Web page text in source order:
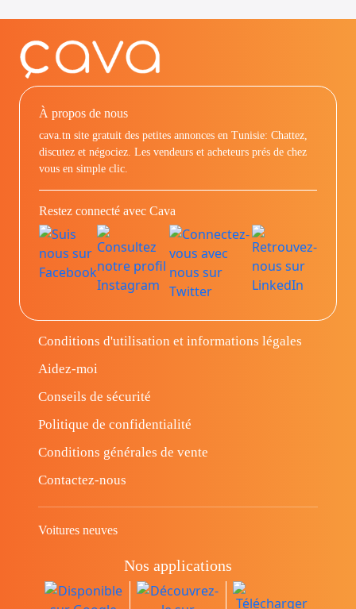
À propos de nous
cava.tn site gratuit des petites annonces en Tunisie: Chattez,
discutez et négociez. Les vendeurs et acheteurs prés de chez
vous en simple clic.
Restez connecté avec Cava
Conditions d'utilisation et informations légales
Aidez-moi
Conseils de sécurité
Politique de confidentialité
Conditions générales de vente
Contactez-nous
Voitures neuves
Nos applications